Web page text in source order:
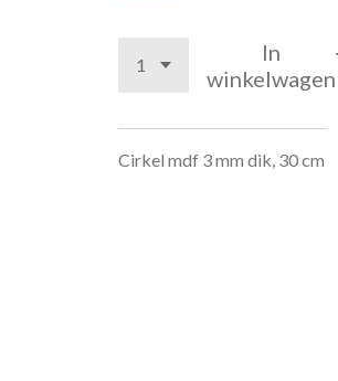
In
winkelwagen
Cirkel mdf 3 mm dik, 30 cm